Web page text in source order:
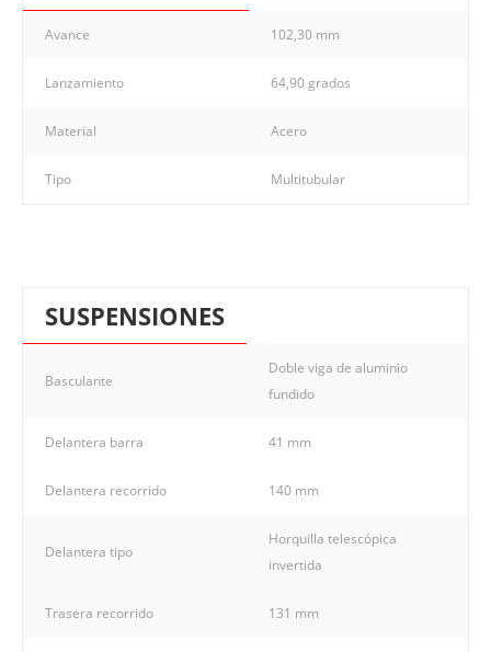
Avance 102,30 mm
Lanzamiento 64,90 grados
Material Acero
Tipo Multitubular
SUSPENSIONES
Basculante
Doble viga de aluminio
fundido
Delantera barra 41 mm
Delantera recorrido 140 mm
Delantera tipo
Horquilla telescópica
invertida
Trasera recorrido 131 mm